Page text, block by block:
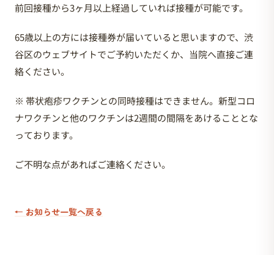
前回接種から3ヶ月以上経過していれば接種が可能です。
65歳以上の方には接種券が届いていると思いますので、渋
谷区のウェブサイトでご予約いただくか、当院へ直接ご連
絡ください。
※ 帯状疱疹ワクチンとの同時接種はできません。新型コロ
ナワクチンと他のワクチンは2週間の間隔をあけることとな
っております。
ご不明な点があればご連絡ください。
← お知らせ一覧へ戻る